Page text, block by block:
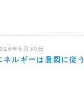
年5月30日
ネルギーは意図に従う